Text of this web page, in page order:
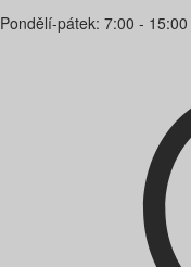
Pondělí-pátek: 7:00 - 15:00